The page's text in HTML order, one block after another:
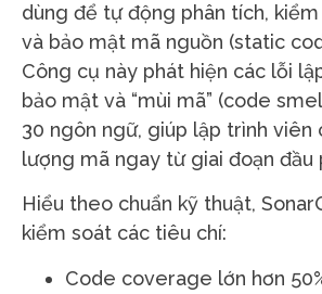
dùng để tự động phân tích,
và bảo mật mã nguồn (static
Công cụ này phát hiện các lỗi
bảo mật và “mùi mã” (code
30 ngôn ngữ, giúp lập trình viên
lượng mã ngay từ giai đoạn đầu
Hiểu theo chuẩn kỹ thuật,
kiểm soát các tiêu chí:
Code coverage lớn hơn